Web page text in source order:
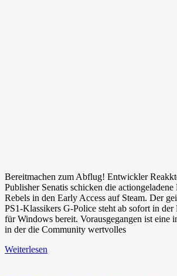
Bereitmachen zum Abflug! Entwickler
Publisher Senatis schicken die
Rebels in den Early Access auf Steam. Der
PS1-Klassikers G-Police steht ab sofort in
für Windows bereit. Vorausgegangen ist eine
in der die Community wertvolles
Weiterlesen